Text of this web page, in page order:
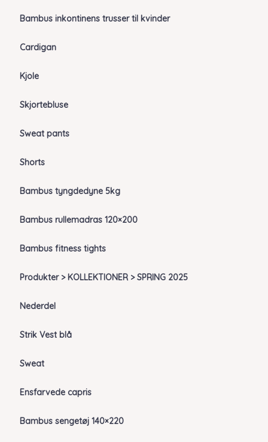
Bambus inkontinens trusser til kvinder
Cardigan
Kjole
Skjortebluse
Sweat pants
Shorts
Bambus tyngdedyne 5kg
Bambus rullemadras 120×200
Bambus fitness tights
Produkter > KOLLEKTIONER > SPRING 2025
Nederdel
Strik Vest blå
Sweat
Ensfarvede capris
Bambus sengetøj 140×220